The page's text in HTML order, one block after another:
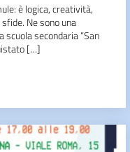
è logica, creatività,
Ne sono una
secondaria “San
[…]